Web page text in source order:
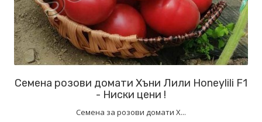
Семена розови домати Хъни Лили Honeylili F1
- Ниски цени !
Семена за розови домати Х...